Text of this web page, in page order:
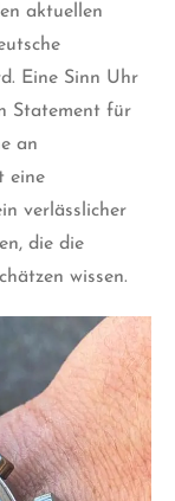
aktuellen
Eine Sinn Uhr
Statement für
an
eine
verlässlicher
die die
wissen.